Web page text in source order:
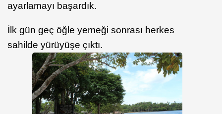
ayarlamayı başardık.
İlk gün geç öğle yemeği sonrası herkes
sahilde yürüyüşe çıktı.